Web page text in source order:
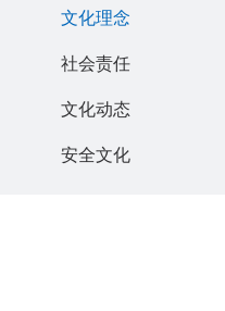
文化理念
社会责任
文化动态
安全文化